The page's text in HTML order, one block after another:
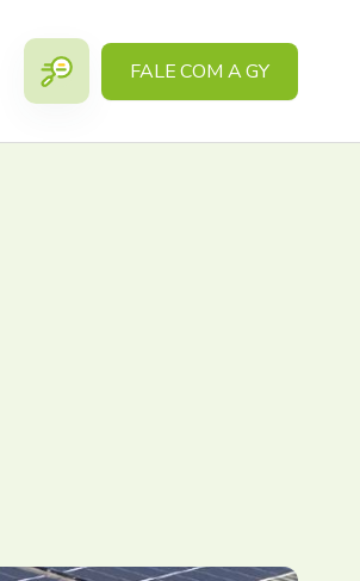
FALE COM A GY